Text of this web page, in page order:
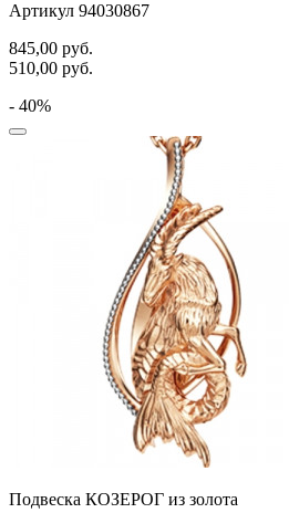
Артикул 94030867
845,00 руб.
510,00 руб.
- 40%
Подвеска КОЗЕРОГ из золота